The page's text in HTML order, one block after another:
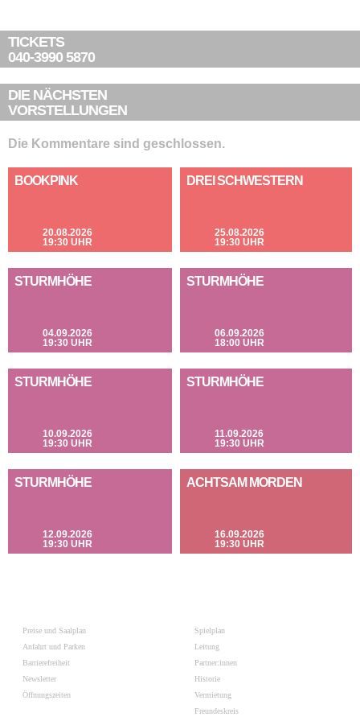
TICKETS
040-3990 5870
DIE NÄCHSTEN
VORSTELLUNGEN
Die Kommentare sind geschlossen.
BOOKPINK
20.08.2026
19:30 UHR
DREI SCHWESTERN
25.08.2026
19:30 UHR
STURMHÖHE
04.09.2026
19:30 UHR
STURMHÖHE
06.09.2026
18:00 UHR
STURMHÖHE
10.09.2026
19:30 UHR
STURMHÖHE
11.09.2026
19:30 UHR
STURMHÖHE
12.09.2026
19:30 UHR
ACHTSAM MORDEN
16.09.2026
19:30 UHR
Preise und Saalplan
Anfahrt und Parken
Barrierefreiheit
Newsletter
Öffnungszeiten
Spielplan
Leitung
Partner:innen
Historie
Vermietung
Freundeskreis